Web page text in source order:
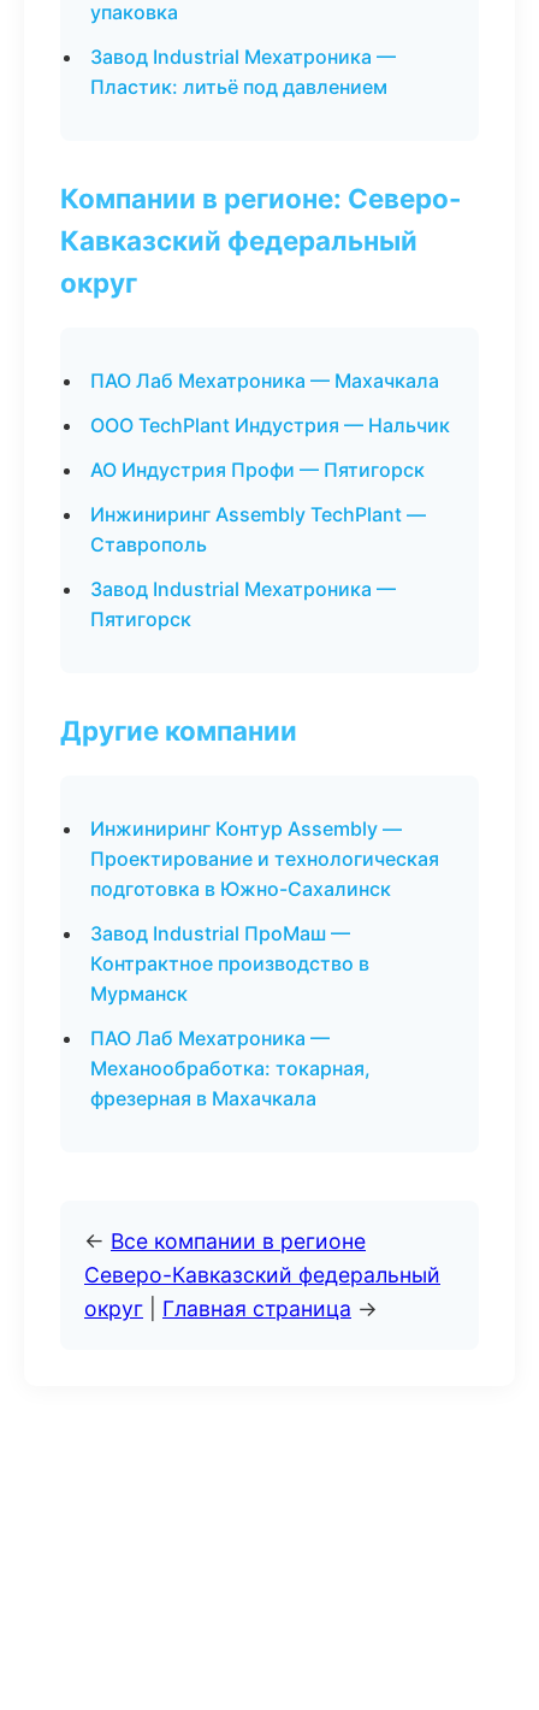
упаковка
Завод Industrial Мехатроника —
Пластик: литьё под давлением
Компании в регионе: Северо-
Кавказский федеральный
округ
ПАО Лаб Мехатроника — Махачкала
ООО TechPlant Индустрия — Нальчик
АО Индустрия Профи — Пятигорск
Инжиниринг Assembly TechPlant —
Ставрополь
Завод Industrial Мехатроника —
Пятигорск
Другие компании
Инжиниринг Контур Assembly —
Проектирование и технологическая
подготовка в Южно-Сахалинск
Завод Industrial ПроМаш —
Контрактное производство в
Мурманск
ПАО Лаб Мехатроника —
Механообработка: токарная,
фрезерная в Махачкала
← Все компании в регионе
Северо-Кавказский федеральный
округ
Главная страница →